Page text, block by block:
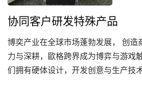
协同客户研发特殊产品
博奕产业在全球市场蓬勃发展， 创造
力与深耕，歐格跨界成为博弈与游戏
们拥有硬体设计，开发创意与生产技